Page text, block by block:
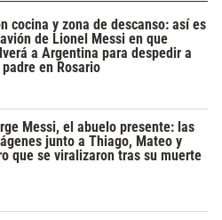
cocina y zona de descanso: así es
de Lionel Messi en que
a Argentina para despedir a
padre en Rosario
Messi, el abuelo presente: las
junto a Thiago, Mateo y
que se viralizaron tras su muerte